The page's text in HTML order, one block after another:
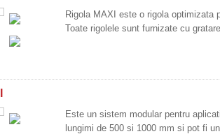
Rigola MAXI este o rigola optimizata
Toate rigolele sunt furnizate cu
Este un sistem modular pentru
lungimi de 500 si 1000 mm si pot fi